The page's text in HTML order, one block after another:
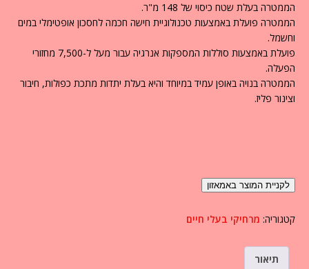
הממטרה בעלת שטח כיסוי של 148 מ"ר.
הממטרה פועלת באמצעות טכנולוגיית חישה חכמה לחסכון אופטימלי במים
וחשמל.
פועלת באמצעות סוללות המספקות אנרגיה עבור מעל ל-7,500 מחזורי
הפעלה.
הממטרה בנויה באופן עמיד במיוחד והיא בעלת יתדות מתכת כפולות, חיבור
וצינור פליז.
לקניית המוצר באמאזון
קטגוריה: מרחיקי בעלי חיים
תיאור